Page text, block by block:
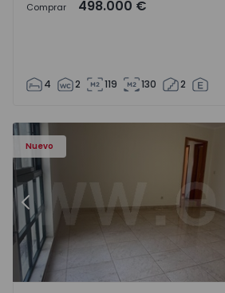
Comprar 498.000 €
4 2 119 130 2
Nuevo
- 15
Apartamento T3 Sintra, Algueirão-
Anterior